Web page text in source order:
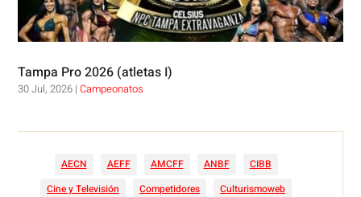
Tampa Pro 2026 (atletas I)
30 Jul, 2026 |Campeonatos
AECN AEFF AMCFF ANBF
CIBB
Cine y Televisión
Competidores
Culturismoweb